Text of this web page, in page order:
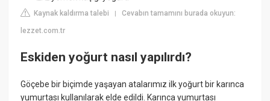
Kaynak kaldırma talebi |Cevabın tamamını burada okuyun:
lezzet.com.tr
Eskiden yoğurt nasıl yapılırdı?
Göçebe bir biçimde yaşayan atalarımız ilk yoğurt bir karınca
yumurtası kullanılarak elde edildi. Karınca yumurtası